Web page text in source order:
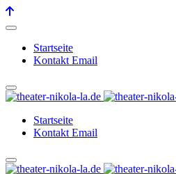
Startseite
Kontakt Email
Startseite
Kontakt Email